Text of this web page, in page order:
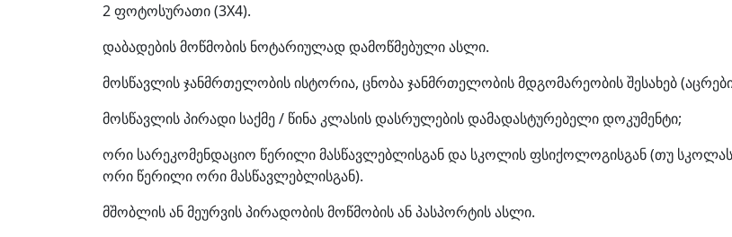
2 ფოტოსურათი (3X4).
დაბადების მოწმობის ნოტარიულად დამოწმებული ასლი.
მოსწავლის ჯანმრთელობის ისტორია, ცნობა ჯანმრთელობის მდგომარეობის შესახებ
მოსწავლის პირადი საქმე / წინა კლასის დასრულების დამადასტურებელი დოკუმენტი;
ორი სარეკომენდაციო წერილი მასწავლებლისგან და სკოლის ფსიქოლოგისგან (თუ
ორი წერილი ორი მასწავლებლისგან).
მშობლის ან მეურვის პირადობის მოწმობის ან პასპორტის ასლი.